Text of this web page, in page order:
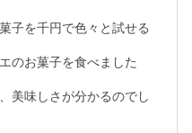
子を千円で色々と試せる
のお菓子を食べました
美味しさが分かるのでし